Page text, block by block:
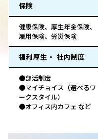
保険
健康保険、厚生年金保険、
雇用保険、労災保険
福利厚生・ 社内制度
●部活制度
●マイチョイス（選べるワ
ークスタイル）
●オフィス内カフェ など